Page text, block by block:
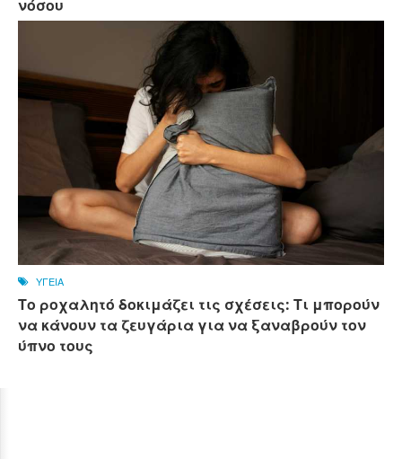
νόσου
ΥΓΕΙΑ
Το ροχαλητό δοκιμάζει τις σχέσεις: Τι μπορούν
να κάνουν τα ζευγάρια για να ξαναβρούν τον
ύπνο τους